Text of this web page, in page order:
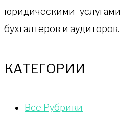
юридическими
бухгалтеров и аудиторов.
КАТЕГОРИИ
Bce Pyбрики